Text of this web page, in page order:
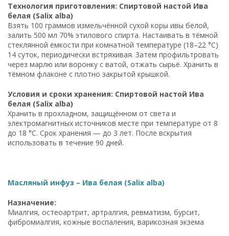
Технология приготовления: Спиртовой настой Ива
белая (Salix alba)
Взять 100 граммов измельчённой сухой коры ивы белой,
залить 500 мл 70% этилового спирта. Настаивать в тёмной
стеклянной ёмкости при комнатной температуре (18–22 °C)
14 суток, периодически встряхивая. Затем профильтровать
через марлю или воронку с ватой, отжать сырьё. Хранить в
тёмном флаконе с плотно закрытой крышкой.
Условия и сроки хранения: Спиртовой настой Ива
белая (Salix alba)
Хранить в прохладном, защищённом от света и
электромагнитных источников месте при температуре от 8
до 18 °C. Срок хранения — до 3 лет. После вскрытия
использовать в течение 90 дней.
Масляный инфуз – Ива белая (Salix alba)
Назначение:
Миалгия, остеоартрит, артралгия, ревматизм, бурсит,
фибромиалгия, кожные воспаления, варикозная экзема